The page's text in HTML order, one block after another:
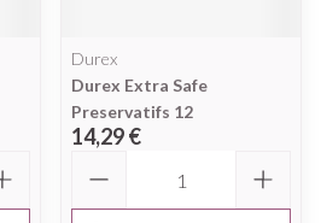
Durex
Durex Extra Safe
Preservatifs 12
14,29 €